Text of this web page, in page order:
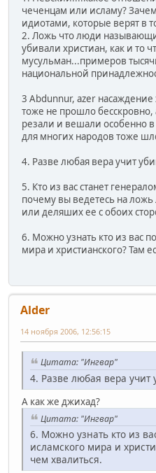
чеченцам или исламу?
идиотами, которые верят в
2. Ложь что люди
убивали христиан, как и то
мусульман...примеров
национальной
3 Abdunnur, azer насаждение
тоже не прошло
резали и вешали особенно
для многих народов тоже
4. Разве любая вера учит
5. Кто из вас станет
почему вы ведетесь на
или деляших ее с обоих
6. Можно узнать кто из вас
мира и христианского? Там
Alder
14 ноября 2006, 12:56:15
Цитата: "Ингвар"
4. Разве любая вера учит
А как же джихад?
Цитата: "Ингвар"
6. Можно узнать кто из
исламского мира и
чем хвалиться.